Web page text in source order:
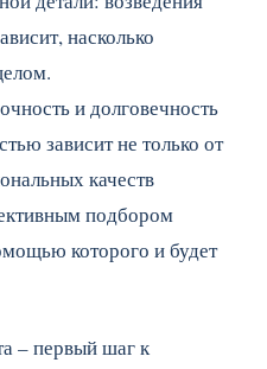
насколько
и долговечность
зависит не только от
качеств
подбором
которого и будет
– первый шаг к